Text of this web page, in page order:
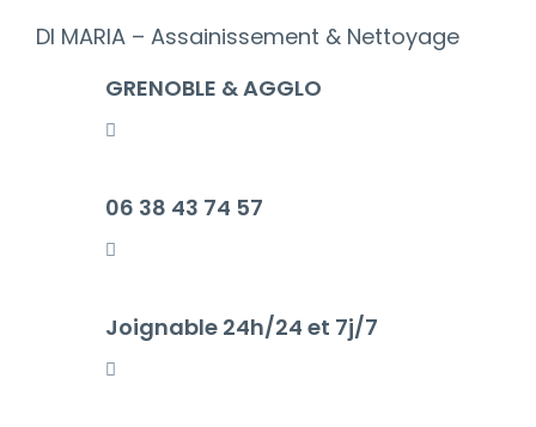
DI MARIA – Assainissement & Nettoyage
GRENOBLE & AGGLO
06 38 43 74 57
Joignable 24h/24 et 7j/7